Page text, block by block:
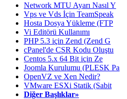
Network MTU Ayarı Nasıl Y
Vps ve Vds İçin TeamSpeak
Hosta Dosya Yükleme (FTP
Vi Editörü Kullanımı
PHP 5.3 için Zend (Zend G
cPanel'de CSR Kodu Oluştu
Centos 5.x 64 Bit için Ze
Joomla Kurulumu (PLESK Pa
OpenVZ ve Xen Nedir?
VMware ESXi Statik (Sabit
Diğer Başlıklar»